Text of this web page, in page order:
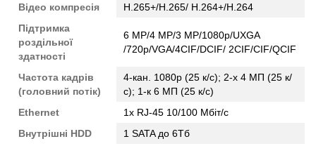
Відео компресія
H.265+/H.265/ H.264+/H.264
Підтримка
роздільної
здатності
6 MP/4 MP/3 MP/1080p/UXGA
/720p/VGA/4CIF/DCIF/ 2CIF/CIF/QCIF
Частота кадрів
(головний потік)
4-кан. 1080p (25 к/с); 2-х 4 МП (25 к/
с); 1-к 6 МП (25 к/с)
Ethernet
1х RJ-45 10/100 Мбіт/с
Внутрішні HDD
1 SATA до 6Тб